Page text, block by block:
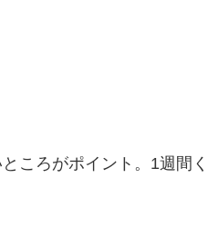
ころがポイント。1週間